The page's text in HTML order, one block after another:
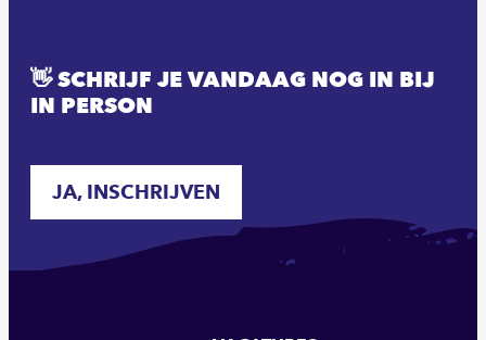
👋 SCHRIJF JE VANDAAG NOG IN BIJ
IN PERSON
JA, INSCHRIJVEN